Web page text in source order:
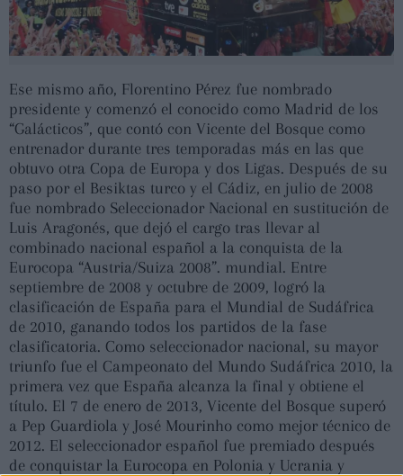
Ese mismo año, Florentino Pérez fue nombrado
presidente y comenzó el conocido como Madrid de los
“Galácticos”, que contó con Vicente del Bosque como
entrenador durante tres temporadas más en las que
obtuvo otra Copa de Europa y dos Ligas. Después de su
paso por el Besiktas turco y el Cádiz, en julio de 2008
fue nombrado Seleccionador Nacional en sustitución de
Luis Aragonés, que dejó el cargo tras llevar al
combinado nacional español a la conquista de la
Eurocopa “Austria/Suiza 2008”. mundial. Entre
septiembre de 2008 y octubre de 2009, logró la
clasificación de España para el Mundial de Sudáfrica
de 2010, ganando todos los partidos de la fase
clasificatoria. Como seleccionador nacional, su mayor
triunfo fue el Campeonato del Mundo Sudáfrica 2010, la
primera vez que España alcanza la final y obtiene el
título. El 7 de enero de 2013, Vicente del Bosque superó
a Pep Guardiola y José Mourinho como mejor técnico de
2012. El seleccionador español fue premiado después
de conquistar la Eurocopa en Polonia y Ucrania y